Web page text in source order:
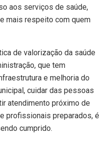
aos serviços de saúde,
mais respeito com quem
de valorização da saúde
que tem
e melhoria do
cuidar das pessoas
atendimento próximo de
profissionais preparados, é
cumprido.